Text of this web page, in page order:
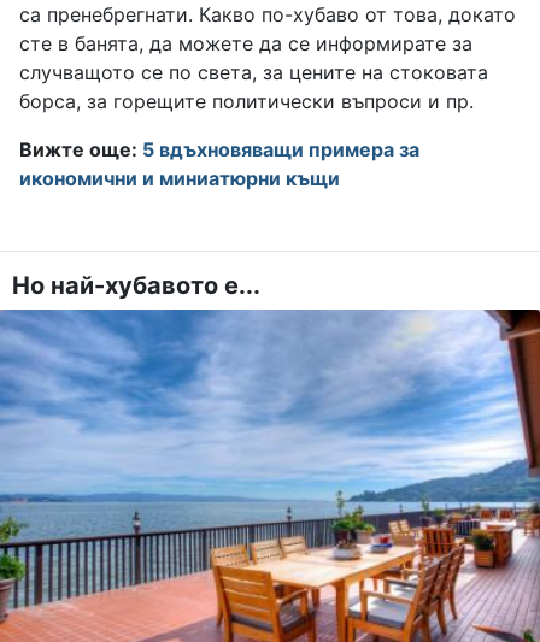
са пренебрегнати. Какво по-хубаво от това, докато
сте в банята, да можете да се информирате за
случващото се по света, за цените на стоковата
борса, за горещите политически въпроси и пр.
Вижте още: 5 вдъхновяващи примера за
икономични и миниатюрни къщи
Но най-хубавото е...